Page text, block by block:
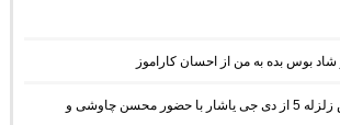
شاد بوس بده به من از احسان کاراموز
دانلود آهنگ ریمیکس زلزله 5 از دی جی یاشار با حضور محسن چاوشی و